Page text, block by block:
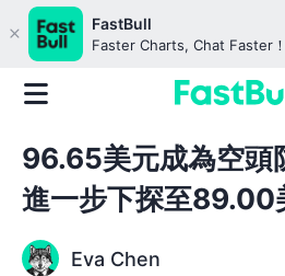
FastBull
Faster Charts, Chat Faster！
96.65美元成為空頭
進一步下探至89.00
Eva Chen